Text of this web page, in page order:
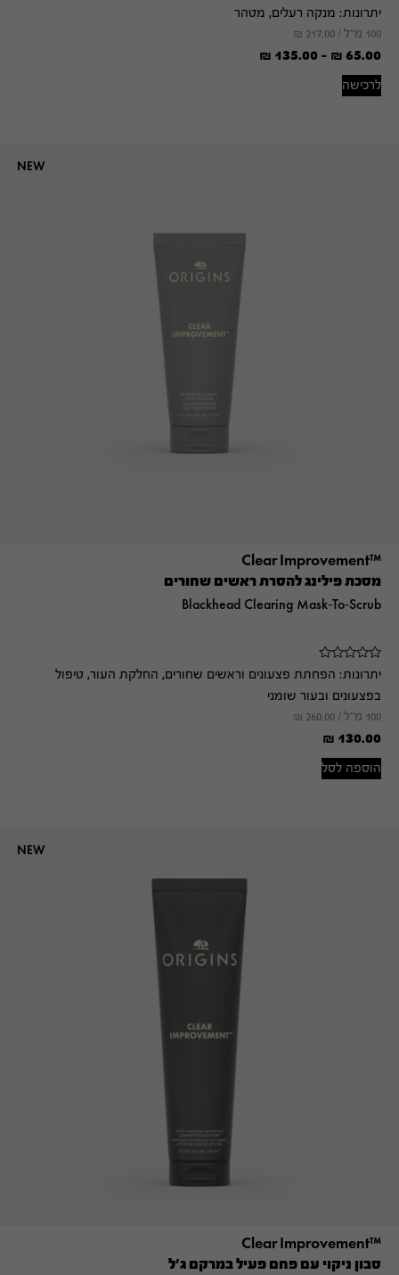
יתרונות: מנקה רעלים, מטהר
100 מ"ל / ₪ 217.00
₪ 65.00
-
₪ 135.00
לרכישה
NEW
™Clear Improvement
מסכת פילינג להסרת ראשים שחורים
Blackhead Clearing Mask-To-Scrub
יתרונות: הפחתת פצעונים וראשים שחורים, החלקת העור, טיפול
בפצעונים ובעור שומני
100 מ"ל / ₪ 260.00
₪ 130.00
הוספה לסל
NEW
™Clear Improvement
סבון ניקוי עם פחם פעיל במרקם ג'ל